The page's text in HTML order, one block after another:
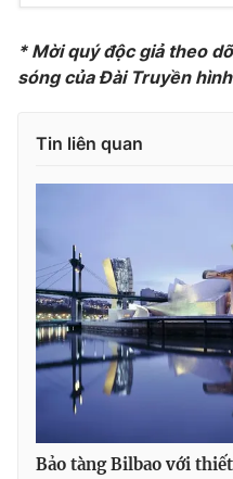
* Mời quý độc giả theo
sóng của Đài Truyền
Tin liên quan
Bảo tàng Bilbao với